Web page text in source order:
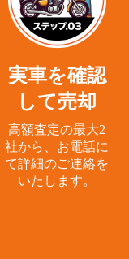
実車を確認
して売却
高額査定の最大2
社から、 お電話に
て詳細のご連絡を
いたします。